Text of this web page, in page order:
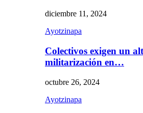
diciembre 11, 2024
Ayotzinapa
Colectivos exigen un
militarización en…
octubre 26, 2024
Ayotzinapa